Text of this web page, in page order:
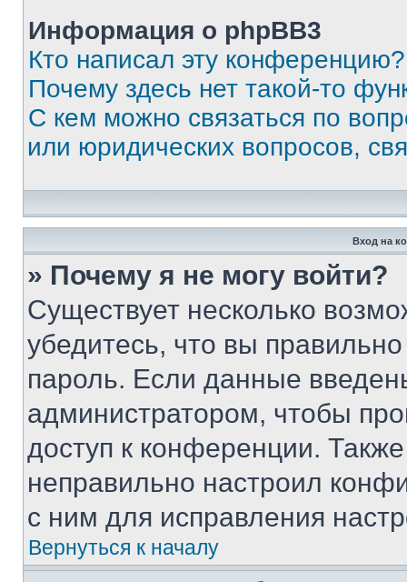
Информация о phpBB3
Кто написал эту конференцию?
Почему здесь нет такой-то
С кем можно связаться по
или юридических вопросов,
Вход на
» Почему я не могу войти?
Существует несколько
убедитесь, что вы
пароль. Если данные
администратором, чтобы
доступ к конференции.
неправильно настроил
с ним для исправления
Вернуться к началу